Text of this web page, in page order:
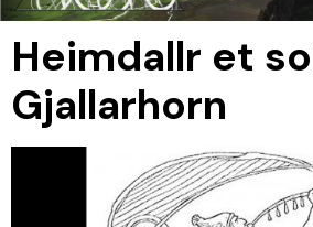
Heimdallr et
Gjallarhorn